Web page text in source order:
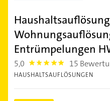
Entrümpelungen
5,0 5.0 15
HAUSHALTSAUFLÖSUNGEN